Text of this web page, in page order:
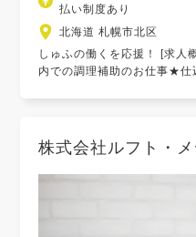
払い制度あり
北海道 札幌市北区
しゅふの働くを応援！ [求
内での調理補助のお仕事★仕
株式会社ルフト・